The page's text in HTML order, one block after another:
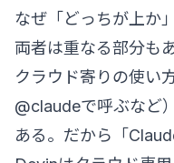
なぜ「どっちが上か
両者は重なる部分も
クラウド寄りの使い
@claudeで呼ぶなど
ある。だから「